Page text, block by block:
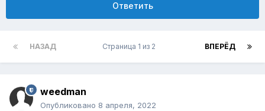
Ответить
НАЗАД ВПЕРЁД
Страница 1 из 2
weedman
Опубликовано 8 апреля, 2022